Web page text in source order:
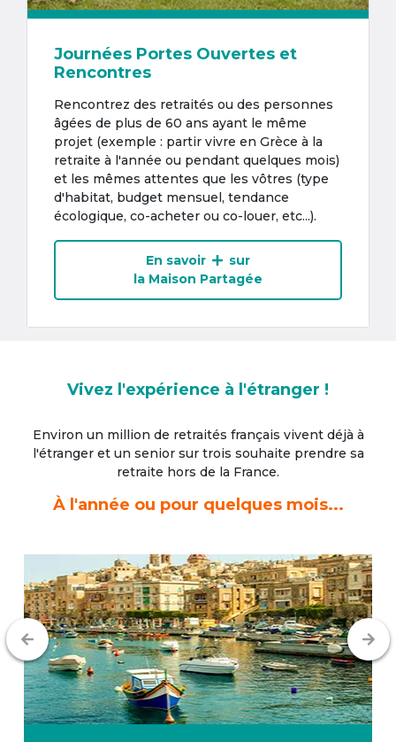
Journées Portes Ouvertes et
Rencontres
Rencontrez des retraités ou des personnes
âgées de plus de 60 ans ayant le même
projet (exemple : partir vivre en Grèce à la
retraite à l'année ou pendant quelques mois)
et les mêmes attentes que les vôtres (type
d'habitat, budget mensuel, tendance
écologique, co-acheter ou co-louer, etc...).
En savoir
sur
la Maison Partagée
Vivez l'expérience à l'étranger !
Environ un million de retraités français vivent déjà à
l'étrangeret un senior sur trois souhaite prendre sa
retraite hors de la France.
À l'année ou pour quelques mois...